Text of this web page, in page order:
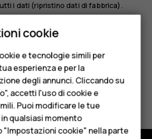
per anziani
M
i dati (ripristino dati di fabbrica) .
cookie
e tecnologie simili per
esperienza e per la
degli annunci. Cliccando su
accetti l'uso di cookie e
Puoi modificare le tue
qualsiasi momento
"Impostazioni cookie" nella parte